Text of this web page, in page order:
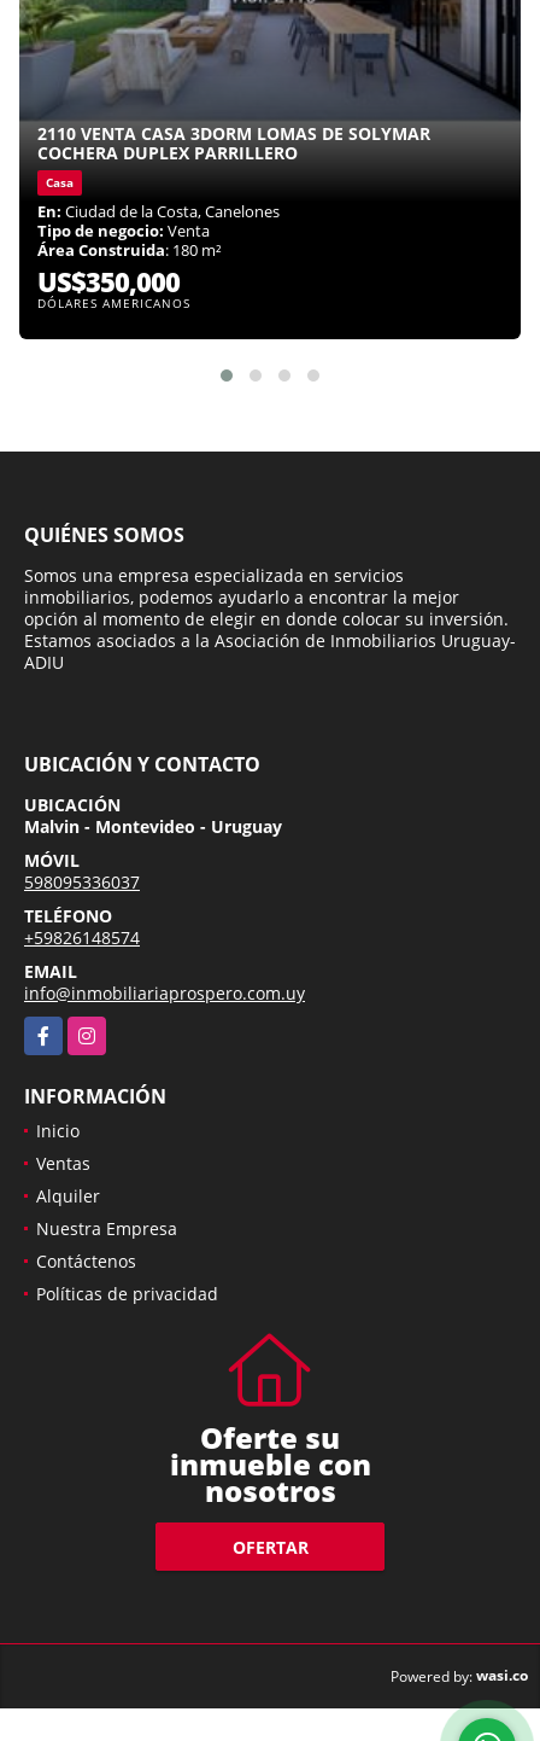
2110 VENTA CASA 3DORM LOMAS DE SOLYMAR
COCHERA DUPLEX PARRILLERO
Casa
En: Ciudad de la Costa, Canelones
Tipo de negocio: Venta
Área Construida: 180 m²
US$350,000
DÓLARES AMERICANOS
QUIÉNES SOMOS
Somos una empresa especializada en servicios
inmobiliarios, podemos ayudarlo a encontrar la mejor
opción al momento de elegir en donde colocar su inversión.
Estamos asociados a la Asociación de Inmobiliarios Uruguay-
ADIU
UBICACIÓN Y CONTACTO
UBICACIÓN
Malvin - Montevideo - Uruguay
MÓVIL
598095336037
TELÉFONO
+59826148574
EMAIL
info@inmobiliariaprospero.com.uy
FacebookInstagram
INFORMACIÓN
Inicio
Ventas
Alquiler
Nuestra Empresa
Contáctenos
Políticas de privacidad
Oferte su
inmueble con
nosotros
OFERTAR
Powered by:wasi.co